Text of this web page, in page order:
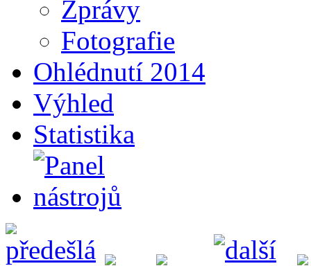
Zprávy
Fotografie
Ohlédnutí 2014
Výhled
Statistika